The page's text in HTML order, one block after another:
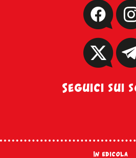
Seguici sui
In edicola